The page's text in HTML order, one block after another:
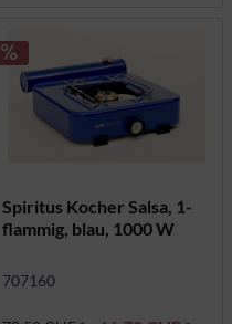
Spiritus Kocher Salsa, 1-
flammig, blau, 1000 W
707160